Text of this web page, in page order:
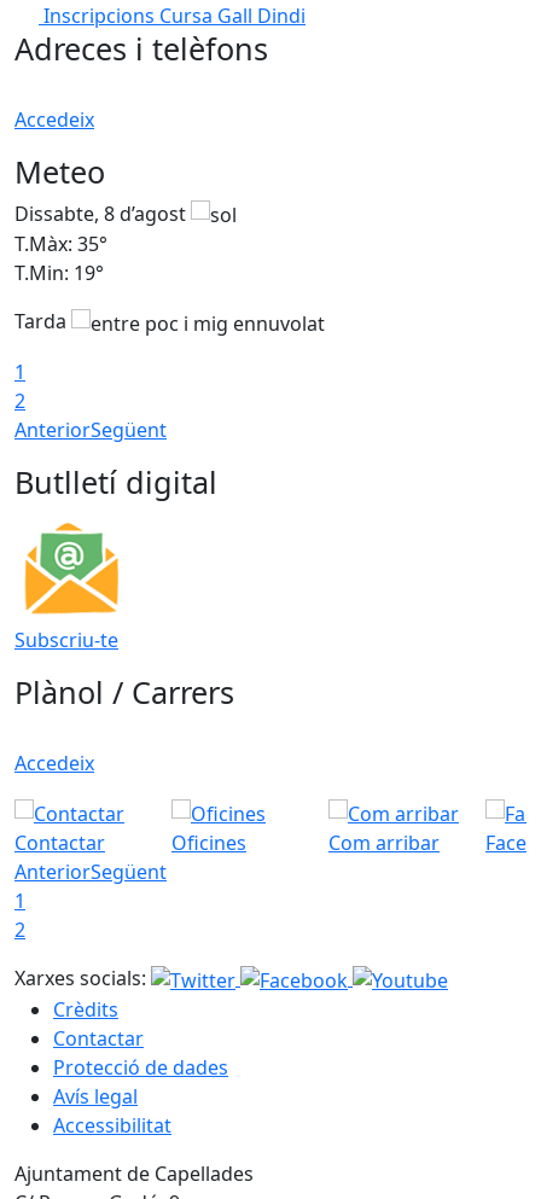
Inscripcions Cursa Gall Dindi
Adreces i telèfons
Accedeix
Meteo
Dissabte, 8 d’agost
T.Màx: 35°
T.Min: 19°
Tarda
1
2
AnteriorSegüent
Butlletí digital
Subscriu-te
Plànol / Carrers
Accedeix
Contactar Oficines Com arribar
AnteriorSegüent
1
2
Xarxes socials:
Crèdits
Contactar
Protecció de dades
Avís legal
Accessibilitat
Ajuntament de Capellades